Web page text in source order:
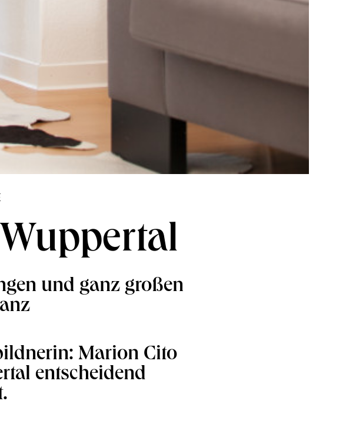
und ganz großen
Marion Cito
entscheidend